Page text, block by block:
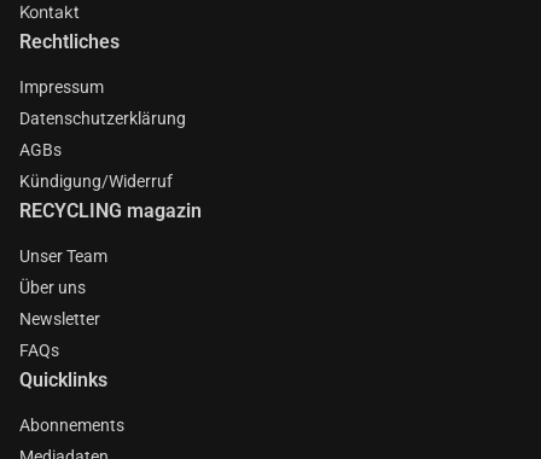
Kontakt
Rechtliches
Impressum
Datenschutzerklärung
AGBs
Kündigung/Widerruf
RECYCLING magazin
Unser Team
Über uns
Newsletter
FAQs
Quicklinks
Abonnements